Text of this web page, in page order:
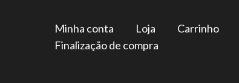
Minha conta Loja
Carrinho
Finalização de compra